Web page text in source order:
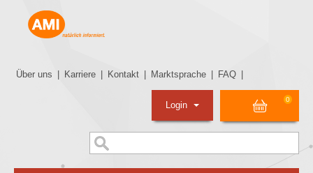
Über uns Karriere Kontakt Marktsprache FAQ
0
Login